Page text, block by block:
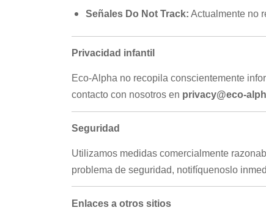
Señales Do Not Track: Actualmente no
Privacidad infantil
Eco-Alpha no recopila conscientemente
contacto con nosotros en privacy@eco-
Seguridad
Utilizamos medidas comercialmente
problema de seguridad, notifíquenoslo
Enlaces a otros sitios